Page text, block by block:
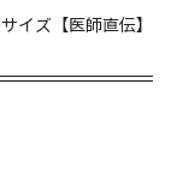
ズ【医師直伝】